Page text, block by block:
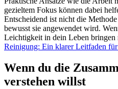
gezieltem Fokus können dabei
Entscheidend ist nicht die
bewusst sie angewendet wird.
Leichtigkeit in dein Leben
Reinigung: Ein klarer Leitfaden
Wenn du die
verstehen willst